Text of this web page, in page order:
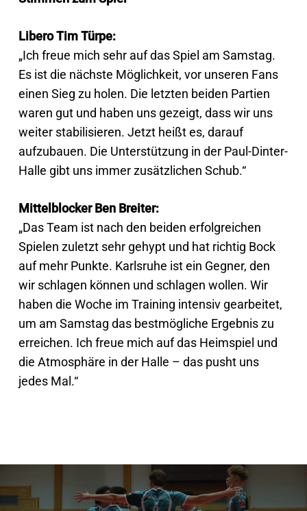
Libero Tim Türpe:
„Ich freue mich sehr auf das Spiel am Samstag.
Es ist die nächste Möglichkeit, vor unseren Fans
einen Sieg zu holen. Die letzten beiden Partien
waren gut und haben uns gezeigt, dass wir uns
weiter stabilisieren. Jetzt heißt es, darauf
aufzubauen. Die Unterstützung in der Paul-Dinter-
Halle gibt uns immer zusätzlichen Schub.“
Mittelblocker Ben Breiter:
„Das Team ist nach den beiden erfolgreichen
Spielen zuletzt sehr gehypt und hat richtig Bock
auf mehr Punkte. Karlsruhe ist ein Gegner, den
wir schlagen können und schlagen wollen. Wir
haben die Woche im Training intensiv gearbeitet,
um am Samstag das bestmögliche Ergebnis zu
erreichen. Ich freue mich auf das Heimspiel und
die Atmosphäre in der Halle – das pusht uns
jedes Mal.“